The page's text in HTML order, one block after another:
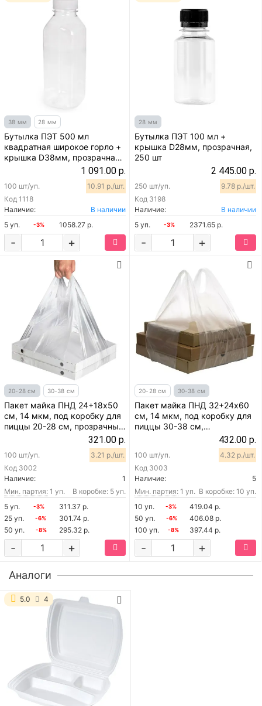
38 мм 28 мм
Бутылка ПЭТ 500 мл
квадратная широкое горло +
крышка D38мм, прозрачная,
1 091.00 р.
Код 1118
100 шт/уп. 10.91 р./шт.
Наличие:
В наличии
5 уп.
-3% 1058.27 р.
+
-
28 мм
Бутылка ПЭТ 100 мл +
крышка D28мм, прозрачная,
250 шт
2 445.00 р.
Код 3198
250 шт/уп. 9.78 р./шт.
Наличие:
В наличии
5 уп.
-3% 2371.65 р.
+
-
20-28 см 30-38 см
Пакет майка ПНД 24+18х50
см, 14 мкм, под коробку для
пиццы 20-28 см, прозрачный,
321.00 р.
Код 3002
100 шт/уп. 3.21 р./шт.
Наличие:
1
Мин. партия: 1 уп.
В коробке: 5 уп.
5 уп.
-3%
311.37 р.
25 уп.
-6%
301.74 р.
50 уп.
-8% 295.32 р.
+
-
20-28 см 30-38 см
Пакет майка ПНД 32+24х60
см, 14 мкм, под коробку для
пиццы 30-38 см,
432.00 р.
Код 3003
100 шт/уп. 4.32 р./шт.
Наличие:
5
Мин. партия: 1 уп. В коробке: 10 уп.
10 уп.
-3%
419.04 р.
50 уп.
-6%
406.08 р.
100 уп.
-8% 397.44 р.
+
-
Аналоги
5.0 4